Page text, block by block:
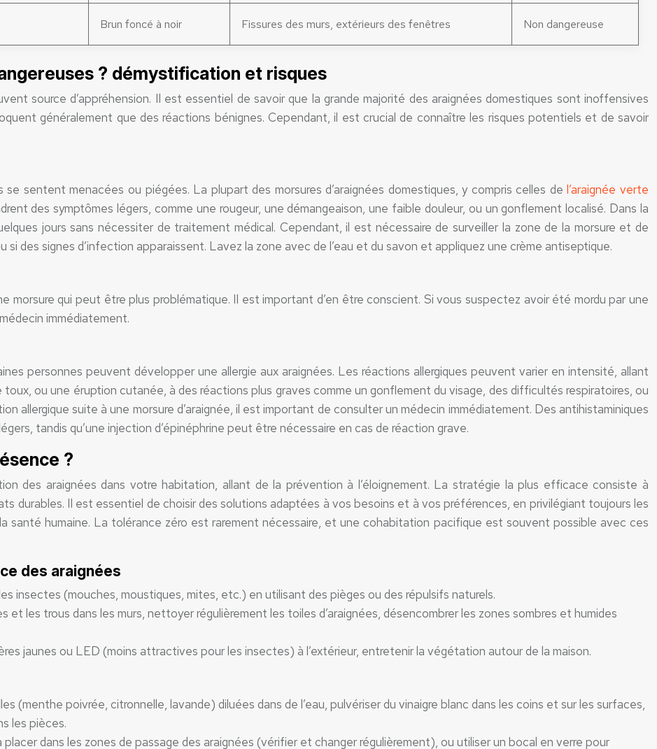
Brun foncé à noir Fissures des murs, extérieurs des fenêtres Non dangereuse
? démystification et risques
source d’appréhension. Il est essentiel de savoir que la grande majorité des araignées domestiques sont inoffensives
généralement que des réactions bénignes. Cependant, il est crucial de connaître les risques potentiels et de savoir
sentent menacées ou piégées. La plupart des morsures d’araignées domestiques, y compris celles del’araignée verte
des symptômes légers, comme une rougeur, une démangeaison, une faible douleur, ou un gonflement localisé. Dans la
jours sans nécessiter de traitement médical. Cependant, il est nécessaire de surveiller la zone de la morsure et de
si des signes d’infection apparaissent. Lavez la zone avec de l’eau et du savon et appliquez une crème antiseptique.
morsure qui peut être plus problématique. Il est important d’en être conscient. Si vous suspectez avoir été mordu par une
immédiatement.
personnes peuvent développer une allergie aux araignées. Les réactions allergiques peuvent varier en intensité, allant
ou une éruption cutanée, à des réactions plus graves comme un gonflement du visage, des difficultés respiratoires, ou
allergique suite à une morsure d’araignée, il est important de consulter un médecin immédiatement. Des antihistaminiques
tandis qu’une injection d’épinéphrine peut être nécessaire en cas de réaction grave.
?
des araignées dans votre habitation, allant de la prévention à l’éloignement. La stratégie la plus efficace consiste à
durables. Il est essentiel de choisir des solutions adaptées à vos besoins et à vos préférences, en privilégiant toujours les
santé humaine. La tolérance zéro est rarement nécessaire, et une cohabitation pacifique est souvent possible avec ces
des araignées
insectes (mouches, moustiques, mites, etc.) en utilisant des pièges ou des répulsifs naturels.
et les trous dans les murs, nettoyer régulièrement les toiles d’araignées, désencombrer les zones sombres et humides
jaunes ou LED (moins attractives pour les insectes) à l’extérieur, entretenir la végétation autour de la maison.
(menthe poivrée, citronnelle, lavande) diluées dans de l’eau, pulvériser du vinaigre blanc dans les coins et sur les surfaces,
les pièces.
dans les zones de passage des araignées (vérifier et changer régulièrement), ou utiliser un bocal en verre pour